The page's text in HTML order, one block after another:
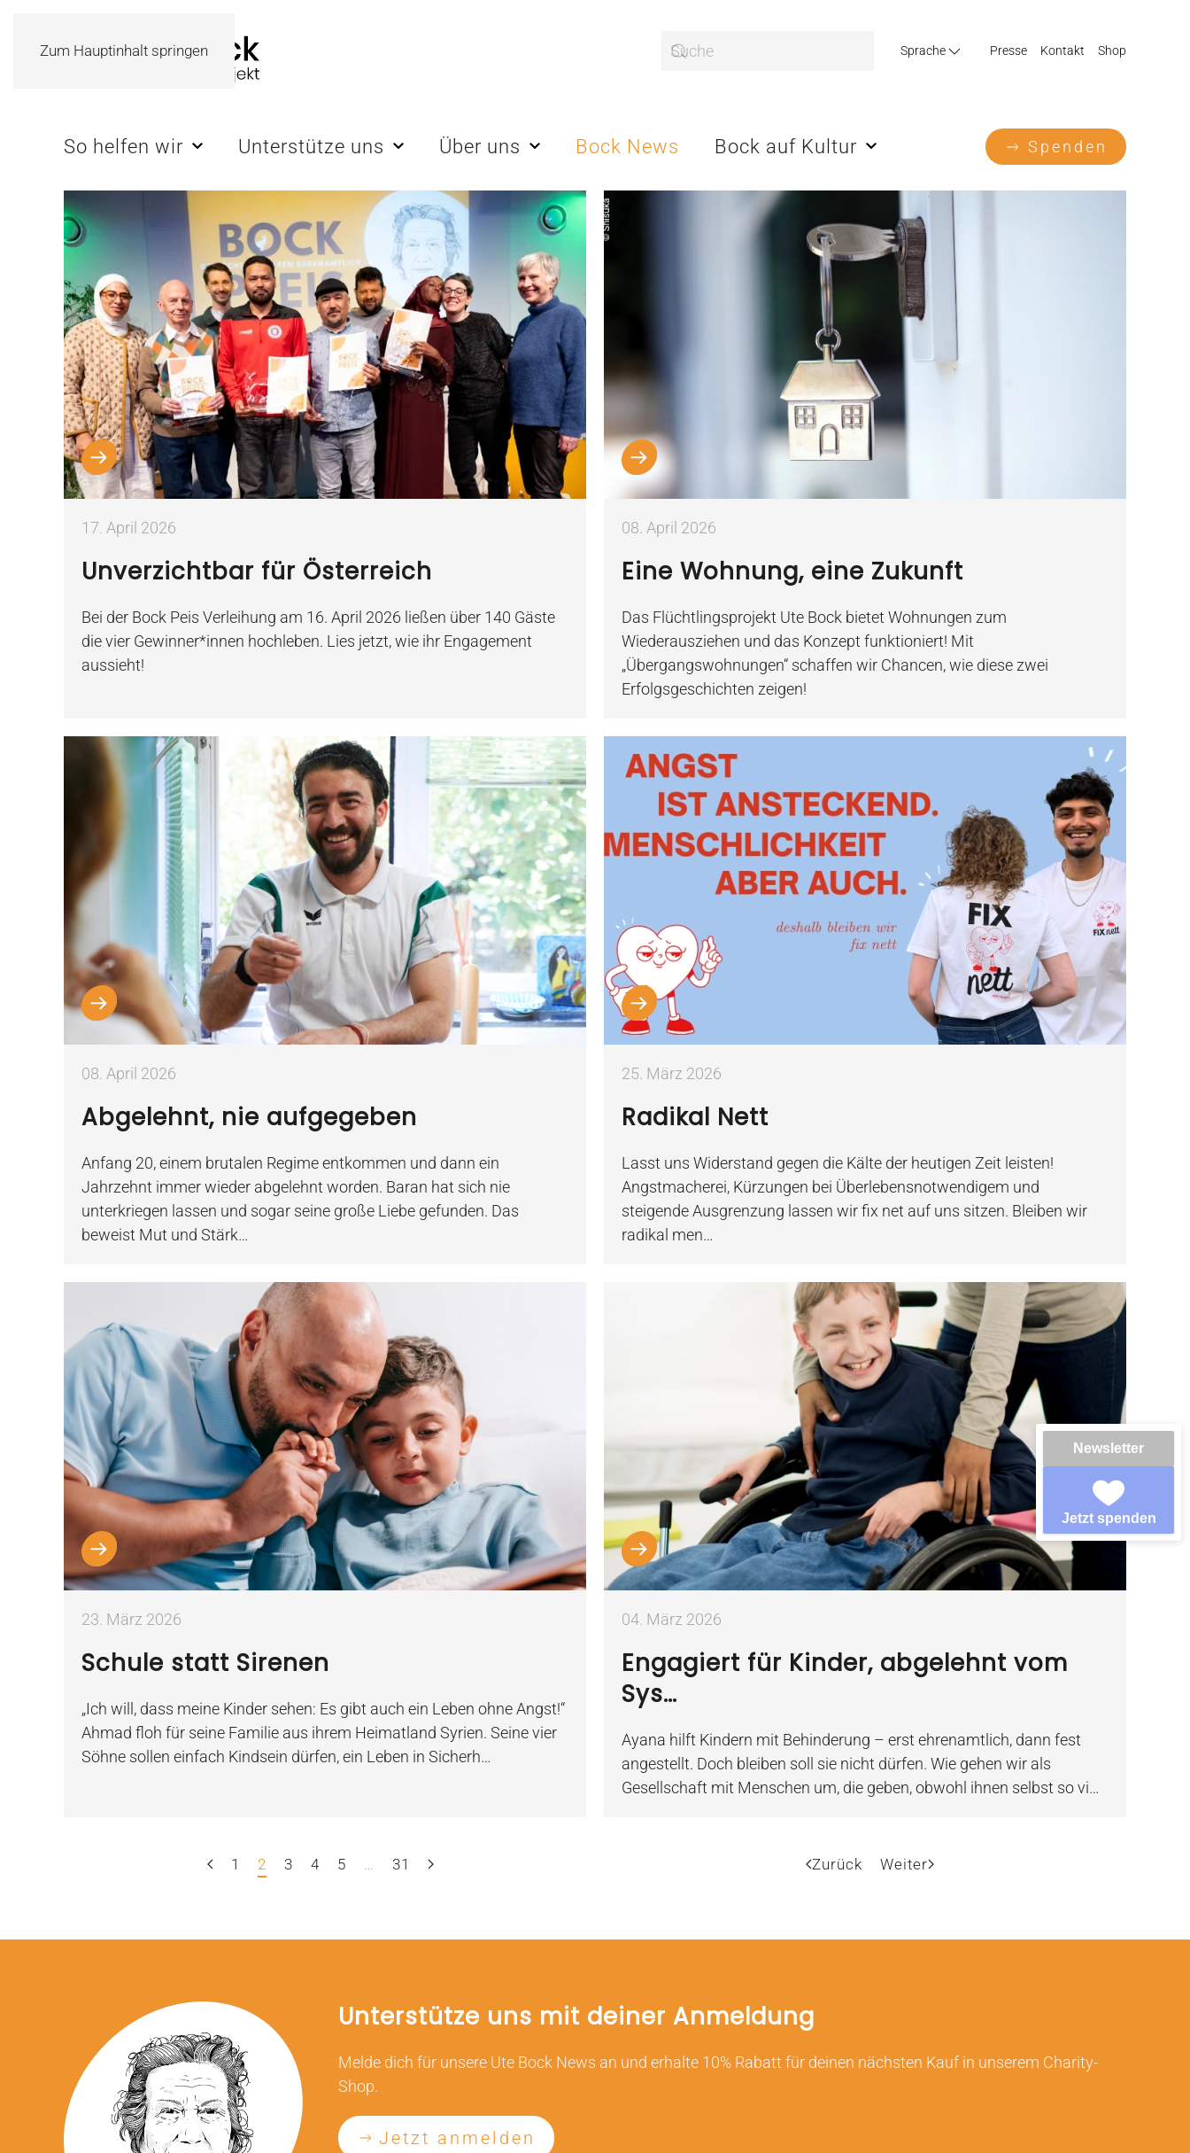
Zum Hauptinhalt springen Sprache Presse Kontakt Shop
So helfen wir Unterstütze uns Über uns Bock News Bock auf Kultur Spenden
17. April 2026
Unverzichtbar für Österreich
Bei der Bock Peis Verleihung am 16. April 2026 ließen über 140 Gäste
die vier Gewinner*innen hochleben. Lies jetzt, wie ihr Engagement
aussieht!
08. April 2026
Eine Wohnung, eine Zukunft
Das Flüchtlingsprojekt Ute Bock bietet Wohnungen zum
Wiederausziehen und das Konzept funktioniert! Mit
„Übergangswohnungen“ schaffen wir Chancen, wie diese zwei
Erfolgsgeschichten zeigen!
08. April 2026
Abgelehnt, nie aufgegeben
Anfang 20, einem brutalen Regime entkommen und dann ein
Jahrzehnt immer wieder abgelehnt worden. Baran hat sich nie
unterkriegen lassen und sogar seine große Liebe gefunden. Das
beweist Mut und Stärk…
25. März 2026
Radikal Nett
Lasst uns Widerstand gegen die Kälte der heutigen Zeit leisten!
Angstmacherei, Kürzungen bei Überlebensnotwendigem und
steigende Ausgrenzung lassen wir fix net auf uns sitzen. Bleiben wir
radikal men…
23. März 2026
Schule statt Sirenen
„Ich will, dass meine Kinder sehen: Es gibt auch ein Leben ohne Angst!“
Ahmad floh für seine Familie aus ihrem Heimatland Syrien. Seine vier
Söhne sollen einfach Kindsein dürfen, ein Leben in Sicherh…
04. März 2026
Engagiert für Kinder, abgelehnt vom
Sys…
Ayana hilft Kindern mit Behinderung – erst ehrenamtlich, dann fest
angestellt. Doch bleiben soll sie nicht dürfen. Wie gehen wir als
Gesellschaft mit Menschen um, die geben, obwohl ihnen selbst so vi…
1 2 3 4 5 … 31 Zurück Weiter
Unterstütze uns mit deiner Anmeldung
Melde dich für unsere Ute Bock News an und erhalte 10% Rabatt für deinen nächsten Kauf in unserem Charity-
Shop.
Jetzt anmelden
Newsletter
Jetzt spenden